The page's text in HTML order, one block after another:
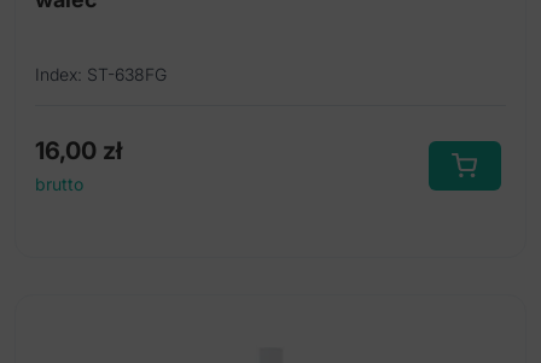
Index: ST-638FG
16,00 zł
brutto